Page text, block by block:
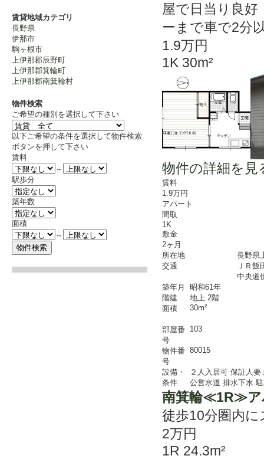
屋で日当り良
ーまで車で2分
1.9万円
1K 30m²
物件の詳細を見
賃料
1.9万円
アパート
間取
1K
敷金
2ヶ月
所在地
長野県
交通
ＪＲ
中央道
築年月
昭和61年
階建
地上 2階
面積
30m²
部屋番
号
103
物件番
号
80015
設備・
条件
２人入居可 保証人要
公営水道 排水下水
南箕輪≪1R≫ア
徒歩10分圏内
2万円
1R 24.3m²
賃貸地域カテゴリ
長野県
伊那市
駒ヶ根市
上伊那郡辰野町
上伊那郡箕輪町
上伊那郡南箕輪村
物件検索
ご希望の種別を選択して下さい
以下ご希望の条件を選択して物件検索
ボタンを押して下さい
賃料
～
駅歩分
築年数
面積
～